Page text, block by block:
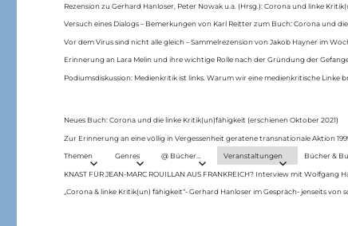
Rezension zu Gerhard Hanloser, Peter Nowak u.a. (Hrsg.): Corona und linke
Versuch eines Dialogs – Bemerkungen von Karl Reitter zum Buch: Corona und
Vor dem Virus sind nicht alle gleich – Sammelrezension von Jakob Hayner im
Erinnerung an Lara Melin und ihre wichtige Rolle nach der Gründung der
Podiumsdiskussion: Medienkritik ist links. Warum wir eine medienkritische Linke
Neues Buch: Corona und die linke Kritik(un)fähigkeit (erschienen Oktober 2021)
Zur Erinnerung an eine völlig in Vergessenheit geratene transnationale Aktion
Themen Genres @ Bücher… Veranstaltungen Bücher &
KNAST FÜR JEAN-MARC ROUILLAN AUS FRANKREICH? Interview mit Wolfgang
„Corona & linke Kritik(un) fähigkeit“- Gerhard Hanloser im Gespräch- jenseits von